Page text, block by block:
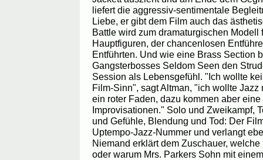
liefert die aggressiv-sentimentale
Liebe, er gibt dem Film auch das
Battle wird zum dramaturgischen Modell
Hauptfiguren, der chancenlosen
Entführten. Und wie eine Brass Section
Gangsterbosses Seldom Seen den
Session als Lebensgefühl. "Ich wollte
Film-Sinn", sagt Altman, "ich wollte
ein roter Faden, dazu kommen aber
Improvisationen." Solo und Zweikampf,
und Gefühle, Blendung und Tod: Der
Uptempo-Jazz-Nummer und verlangt
Niemand erklärt dem Zuschauer,
oder warum Mrs. Parkers Sohn mit